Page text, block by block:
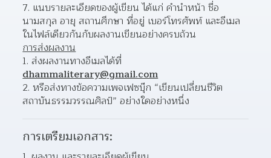
แนบรายละเอียดของผู้เขียน ได้แก่ คำนำหน้า ชื่อ
นามสกุล อายุ สถานศึกษา ที่อยู่ เบอร์โทรศัพท์ และอีเมล
ในไฟล์เดียวกันกับผลงานเขียนอย่างครบถ้วน
การส่งผลงาน
dhammaliterary@gmail.com
หรือส่งทางข้อความเพจเฟซบุ๊ก “เขียนเปลี่ยนชีวิต
สถาบันธรรมวรรณศิลป์” อย่างใดอย่างหนึ่ง
การเตรียมเอกสาร: